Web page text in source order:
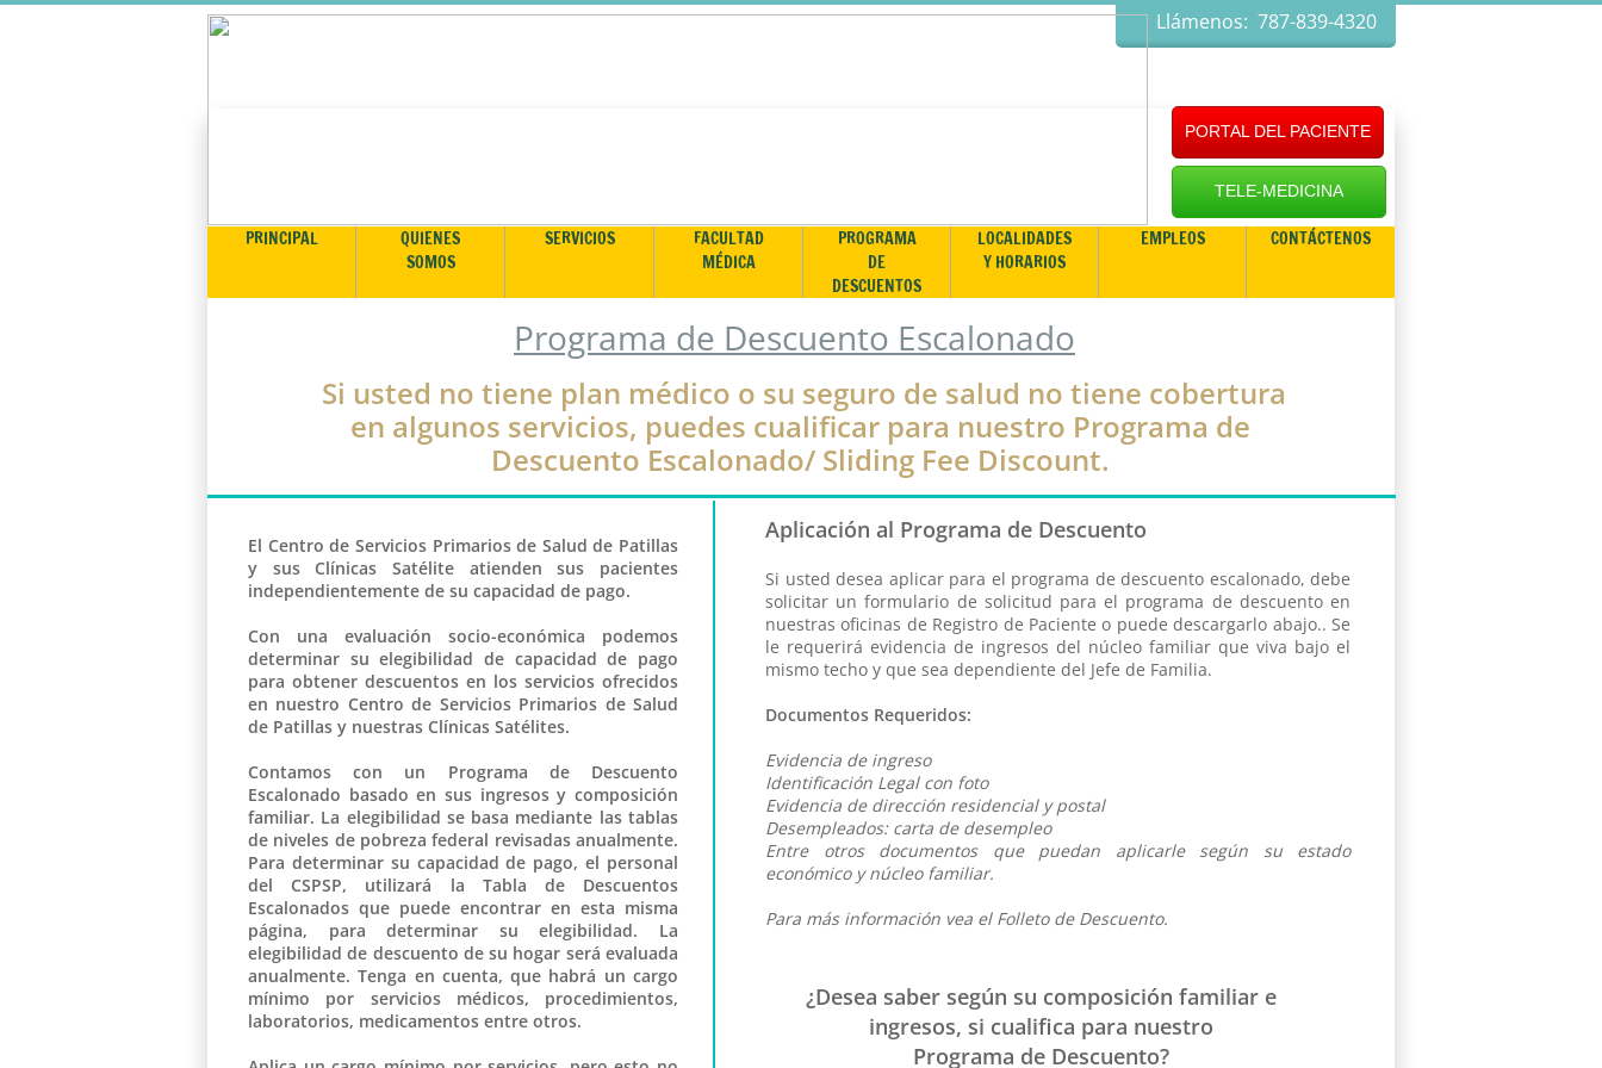
PRINCIPAL
QUIENES
SOMOS
SERVICIOS
FACULTAD
MÉDICA
PROGRAMA
DE
DESCUENTOS
LOCALIDADES
Y HORARIOS
EMPLEOS CONTÁCTENOS
TELE-MEDICINA
PORTAL DEL PACIENTE
Llámenos: 787-839-4320
Programa de Descuento Escalonado
Aplicación al Programa de Descuento
Si usted desea aplicar para el programa de descuento escalonado, debe
solicitar un formulario de solicitud para el programa de descuento en
nuestras oficinas de Registro de Paciente o puede descargarlo abajo.. Se
le requerirá evidencia de ingresos del núcleo familiar que viva bajo el
mismo techo y que sea dependiente del Jefe de Familia.
Documentos Requeridos:
Evidencia de ingreso
​Identificación Legal con foto
Evidencia de dirección residencial y postal
Desempleados: carta de desempleo
​Entre otros documentos que puedan aplicarle según su estado
económico y núcleo familiar.
Para más información vea el Folleto de Descuento.
El Centro de Servicios Primarios de Salud de Patillas
y sus Clínicas Satélite atienden sus pacientes
independientemente de su capacidad de pago.
​Con una evaluación socio-económica podemos
determinar su elegibilidad de capacidad de pago
para obtener descuentos en los servicios ofrecidos
en nuestro Centro de Servicios Primarios de Salud
de Patillas y nuestras Clínicas Satélites.
Contamos con un Programa de Descuento
Escalonado basado en sus ingresos y composición
familiar. La elegibilidad se basa mediante las tablas
de niveles de pobreza federal revisadas anualmente.
Para determinar su capacidad de pago, el personal
del CSPSP, utilizará la Tabla de Descuentos
Escalonados que puede encontrar en esta misma
página, para determinar su elegibilidad. La
elegibilidad de descuento de su hogar será evaluada
anualmente. Tenga en cuenta, que habrá un cargo
mínimo por servicios médicos, procedimientos,
laboratorios, medicamentos entre otros.
Si usted no tiene plan médico o su seguro de salud no tiene cobertura
en algunos servicios, puedes cualificar para nuestro Programa de
Descuento Escalonado/ Sliding Fee Discount.
¿Desea saber según su composición familiar e
ingresos, si cualifica para nuestro
Programa de Descuento?